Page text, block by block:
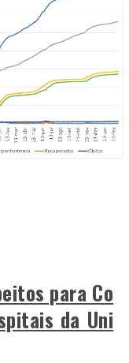
para Co
da Uni